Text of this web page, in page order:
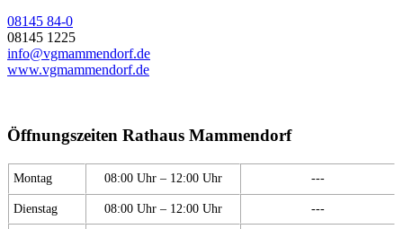
08145 84-0
08145 1225
info@vgmammendorf.de
www.vgmammendorf.de
Öffnungszeiten Rathaus Mammendorf
Montag 08:00 Uhr – 12:00 Uhr ---
Dienstag 08:00 Uhr – 12:00 Uhr ---